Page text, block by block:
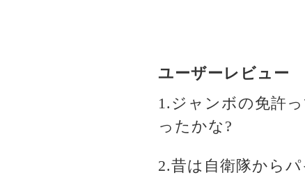
ユーザーレビュー
1.ジャンボの免許
ったかな?
2.昔は自衛隊から